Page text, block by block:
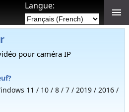
Langue:
pour caméra IP
11 / 10 / 8 / 7 / 2019 / 2016 /